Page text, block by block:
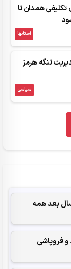
تکلیفی همدان تا
استانها
مدیریت تنگه هرمز
سیاسی
طهرانی‌مقدم: پدرم می‌گفت 15 سال بعد همه
فروپاشی